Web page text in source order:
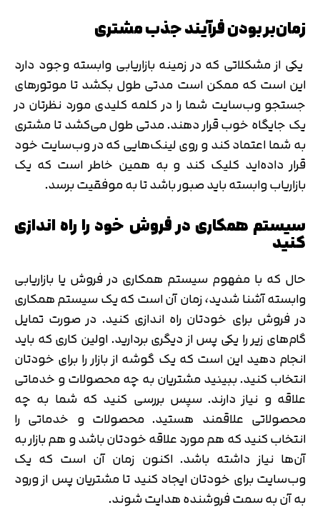
زمان‌بر بودن فرآیند جذب مشتری
یکی از مشکلاتی که در زمینه بازاریابی وابسته وجود دارد
این است که ممکن است مدتی طول بکشد تا موتورهای
جستجو وب‌سایت شما را در کلمه کلیدی مورد نظرتان در
یک جایگاه خوب قرار دهند. مدتی طول می‌کشد تا مشتری
به شما اعتماد کند و روی لینک‌هایی که در وب‌سایت خود
قرار داده‌اید کلیک کند و به همین خاطر است که یک
بازاریاب وابسته باید صبور باشد تا به موفقیت برسد.
سیستم همکاری در فروش خود را راه اندازی
کنید
حال که با مفهوم سیستم همکاری در فروش یا بازاریابی
وابسته آشنا شدید، زمان آن است که یک سیستم همکاری
در فروش برای خودتان راه اندازی کنید. در صورت تمایل
گام‌های زیر را یکی پس از دیگری بردارید. اولین کاری که باید
انجام دهید این است که یک گوشه از بازار را برای خودتان
انتخاب کنید. ببینید مشتریان به چه محصولات و خدماتی
علاقه و نیاز دارند. سپس بررسی کنید که شما به چه
محصولاتی علاقمند هستید. محصولات و خدماتی را
انتخاب کنید که هم مورد علاقه خودتان باشد و هم بازار به
آن‌ها نیاز داشته باشد. اکنون زمان آن است که یک
وب‌سایت برای خودتان ایجاد کنید تا مشتریان پس از ورود
به آن به سمت فروشنده هدایت شوند.